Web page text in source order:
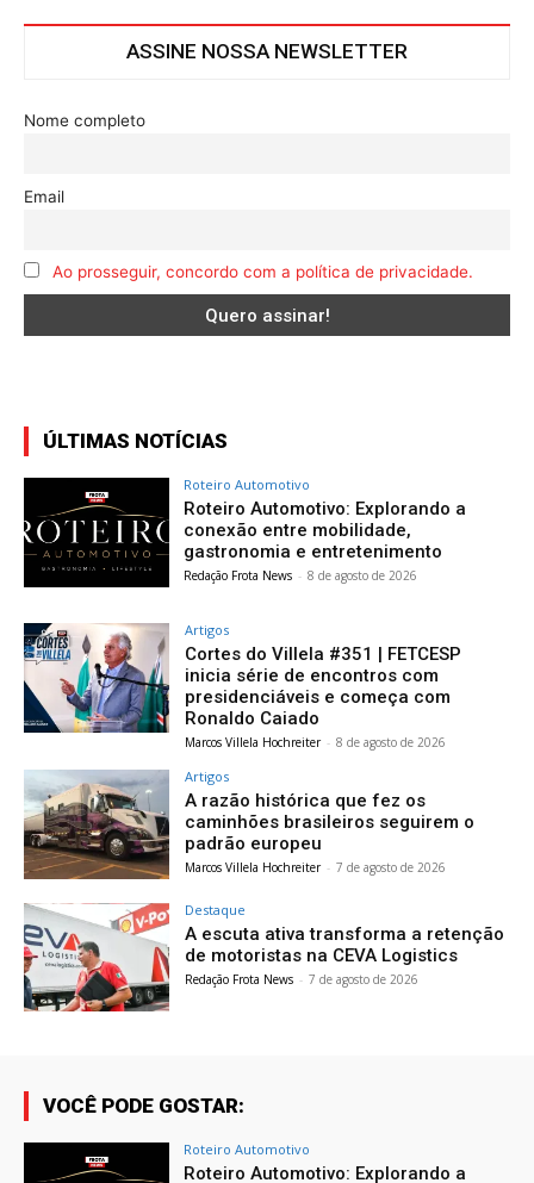
ASSINE NOSSA NEWSLETTER
Nome completo
Email
Ao prosseguir, concordo com a política de privacidade.
ÚLTIMAS NOTÍCIAS
Roteiro Automotivo
Roteiro Automotivo: Explorando a
conexão entre mobilidade,
gastronomia e entretenimento
Redação Frota News - 8 de agosto de 2026
Artigos
Cortes do Villela #351 | FETCESP
inicia série de encontros com
presidenciáveis e começa com
Ronaldo Caiado
Marcos Villela Hochreiter - 8 de agosto de 2026
Artigos
A razão histórica que fez os
caminhões brasileiros seguirem o
padrão europeu
Marcos Villela Hochreiter - 7 de agosto de 2026
Destaque
A escuta ativa transforma a retenção
de motoristas na CEVA Logistics
Redação Frota News - 7 de agosto de 2026
VOCÊ PODE GOSTAR:
Roteiro Automotivo
Roteiro Automotivo: Explorando a